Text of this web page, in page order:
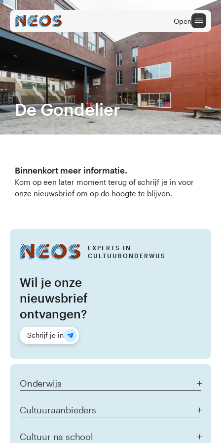
Open
Onderwijs
Cultuuraanbieders
Cultuur na School
Academie
agenda
Inspiratieplein
Login
De Gondelier
Binnenkort meer informatie.
Kom op een later moment terug of schrijf je in voor
onze nieuwsbrief om op de hoogte te blijven.
EXPERTS IN
CULTUURONDERWIJS
Wil je onze
nieuwsbrief
ontvangen?
Schrijf je in
Onderwijs
Het jonge kind
Voortgezet onderwijs
Cultuuraanbieders
Cultuur na school